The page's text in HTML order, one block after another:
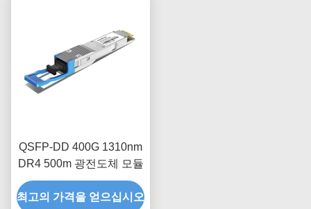
QSFP-DD 400G 1310nm
DR4 500m 광전도체 모듈
최고의 가격을 얻으십시오